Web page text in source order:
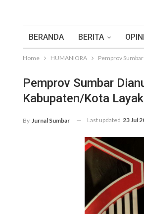
BERANDA BERITA OPINI
Home HUMANIORA Pemprov
Pemprov Sumbar
Kabupaten/Kota
By Jurnal Sumbar Last updated 23 Jul